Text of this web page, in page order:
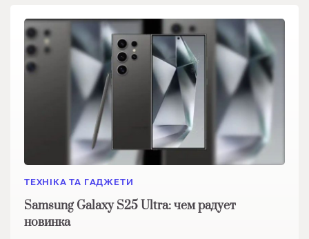
ТЕХНІКА ТА ГАДЖЕТИ
Samsung Galaxy S25 Ultra: чем радует
новинка